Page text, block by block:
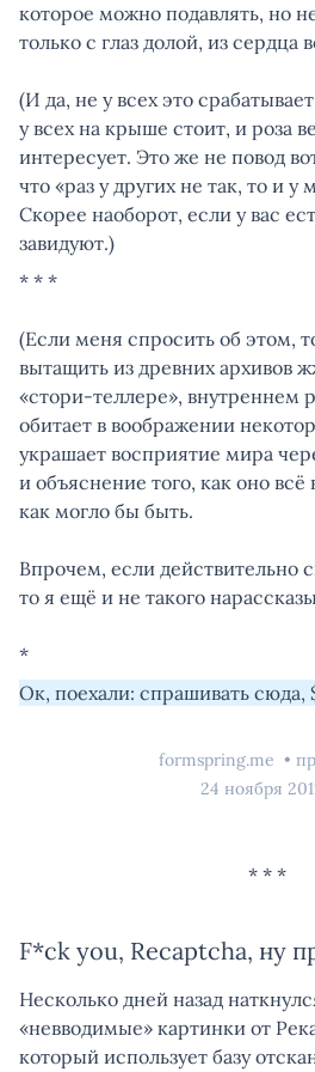
которое можно подавлять, но
только с глаз долой, из сердца
(И да, не у всех это
у всех на крыше стоит, и роза
интересует. Это же не повод
что «раз у других не так, то и
Скорее наоборот, если у вас
завидуют.)
* * *
(Если меня спросить об этом,
вытащить из древних архивов
«стори-теллере», внутреннем
обитает в воображении
украшает восприятие мира
и объяснение того, как оно
как могло бы быть.
Впрочем, если действительно
то я ещё и не такого
*
Ок, поехали: спрашивать сюда,
formspring.me
24 ноября
F*ck you, Recaptcha, ну
Несколько дней назад
«невводимые» картинки от
который использует базу